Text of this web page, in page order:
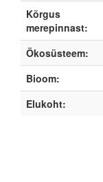
Kõrgus
merepinnast:
Ökosüsteem:
Bioom:
Elukoht: